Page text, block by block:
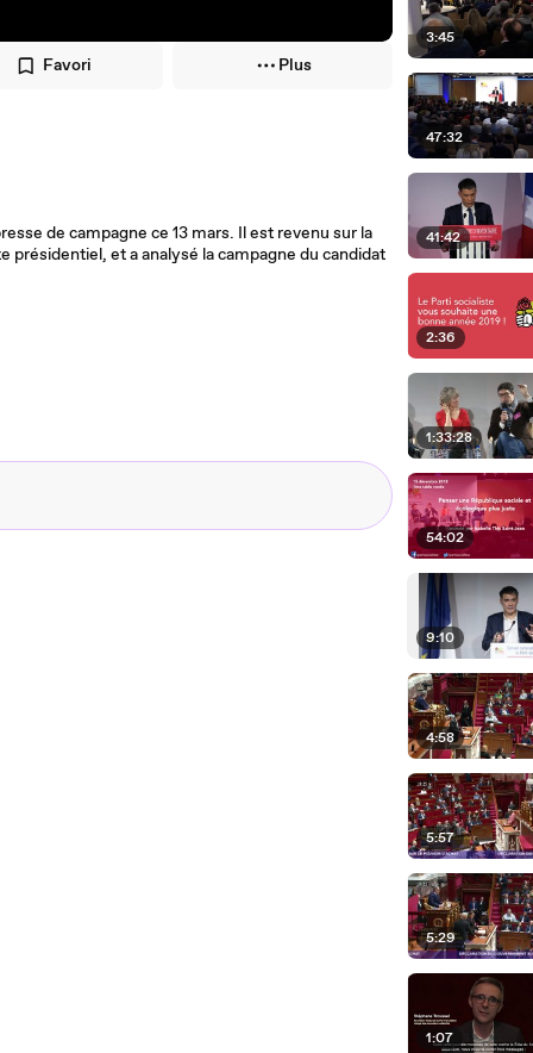
Favori Plus
de campagne ce 13 mars. Il est revenu sur la
et a analysé la campagne du candidat
3:45
47:32
41:42
2:36
1:33:28
54:02
9:10
4:58
5:57
5:29
1:07